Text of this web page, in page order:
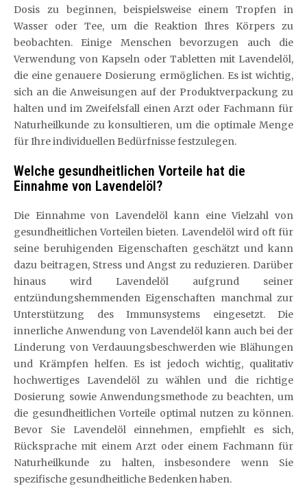
Dosis zu beginnen, beispielsweise einem Tropfen in
Wasser oder Tee, um die Reaktion Ihres Körpers zu
beobachten. Einige Menschen bevorzugen auch die
Verwendung von Kapseln oder Tabletten mit Lavendelöl,
die eine genauere Dosierung ermöglichen. Es ist wichtig,
sich an die Anweisungen auf der Produktverpackung zu
halten und im Zweifelsfall einen Arzt oder Fachmann für
Naturheilkunde zu konsultieren, um die optimale Menge
für Ihre individuellen Bedürfnisse festzulegen.
Welche gesundheitlichen Vorteile hat die
Einnahme von Lavendelöl?
Die Einnahme von Lavendelöl kann eine Vielzahl von
gesundheitlichen Vorteilen bieten. Lavendelöl wird oft für
seine beruhigenden Eigenschaften geschätzt und kann
dazu beitragen, Stress und Angst zu reduzieren. Darüber
hinaus wird Lavendelöl aufgrund seiner
entzündungshemmenden Eigenschaften manchmal zur
Unterstützung des Immunsystems eingesetzt. Die
innerliche Anwendung von Lavendelöl kann auch bei der
Linderung von Verdauungsbeschwerden wie Blähungen
und Krämpfen helfen. Es ist jedoch wichtig, qualitativ
hochwertiges Lavendelöl zu wählen und die richtige
Dosierung sowie Anwendungsmethode zu beachten, um
die gesundheitlichen Vorteile optimal nutzen zu können.
Bevor Sie Lavendelöl einnehmen, empfiehlt es sich,
Rücksprache mit einem Arzt oder einem Fachmann für
Naturheilkunde zu halten, insbesondere wenn Sie
spezifische gesundheitliche Bedenken haben.